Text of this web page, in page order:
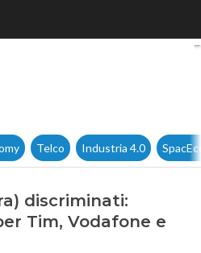
esteri (ancora)
Telco Industria 4.0
discriminati:
Tim, Vodafone e